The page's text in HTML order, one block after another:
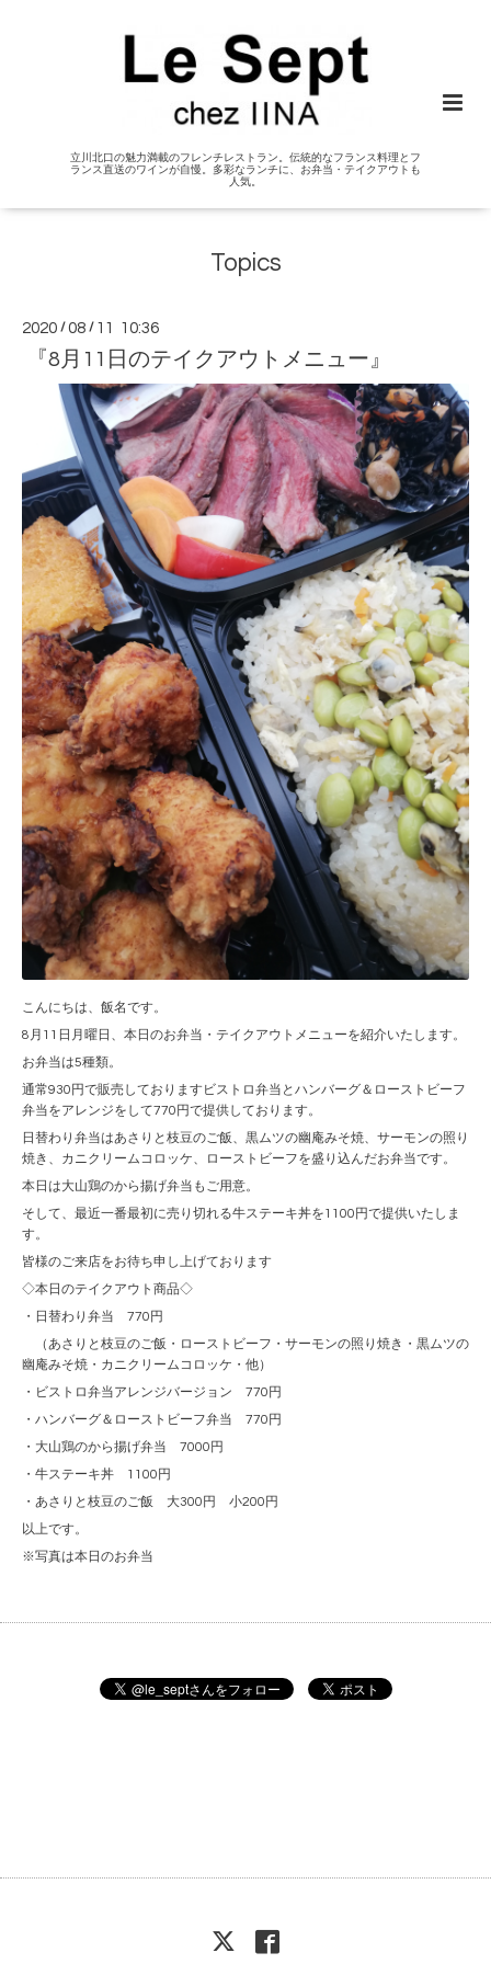
立川北口の魅力満載のフレンチレストラン。伝統的なフランス料理とフ
ランス直送のワインが自慢。多彩なランチに、お弁当・テイクアウトも
人気。
Topics
2020 /08 / 11 10:36
『8月11日のテイクアウトメニュー』
こんにちは、飯名です。
8月11日月曜日、本日のお弁当・テイクアウトメニューを紹介いたします。
お弁当は5種類。
通常930円で販売しておりますビストロ弁当とハンバーグ＆ローストビーフ
弁当をアレンジをして770円で提供しております。
日替わり弁当はあさりと枝豆のご飯、黒ムツの幽庵みそ焼、サーモンの照り
焼き、カニクリームコロッケ、ローストビーフを盛り込んだお弁当です。
本日は大山鶏のから揚げ弁当もご用意。
そして、最近一番最初に売り切れる牛ステーキ丼を1100円で提供いたしま
す。
皆様のご来店をお待ち申し上げております
◇本日のテイクアウト商品◇
・日替わり弁当 770円
（あさりと枝豆のご飯・ローストビーフ・サーモンの照り焼き・黒ムツの
幽庵みそ焼・カニクリームコロッケ・他）
・ビストロ弁当アレンジバージョン 770円
・ハンバーグ＆ローストビーフ弁当 770円
・大山鶏のから揚げ弁当 7000円
・牛ステーキ丼 1100円
・あさりと枝豆のご飯 大300円 小200円
以上です。
※写真は本日のお弁当